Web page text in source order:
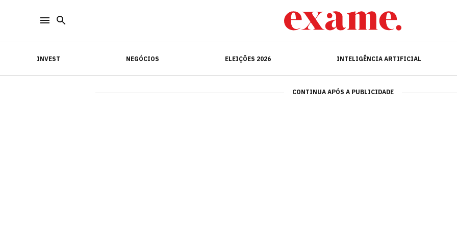
INVEST NEGÓCIOS ELEIÇÕES 2026 INTELIGÊNCIA ARTIFICIAL
INVEST INTELIGÊNCIA ARTIFICIAL
CONTINUA APÓS A PUBLICIDADE